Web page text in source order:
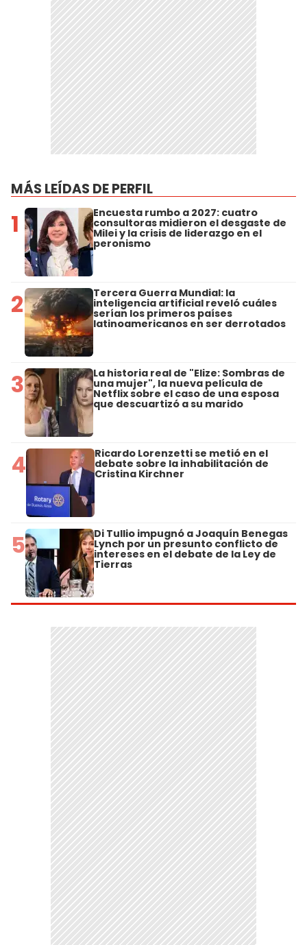
MÁS LEÍDAS DE PERFIL
1 Encuesta rumbo a 2027: cuatro
consultoras midieron el desgaste de
Milei y la crisis de liderazgo en el
peronismo
2 Tercera Guerra Mundial: la
inteligencia artificial reveló cuáles
serían los primeros países
latinoamericanos en ser derrotados
3 La historia real de "Elize: Sombras de
una mujer", la nueva película de
Netflix sobre el caso de una esposa
que descuartizó a su marido
4 Ricardo Lorenzetti se metió en el
debate sobre la inhabilitación de
Cristina Kirchner
5 Di Tullio impugnó a Joaquín Benegas
Lynch por un presunto conflicto de
intereses en el debate de la Ley de
Tierras